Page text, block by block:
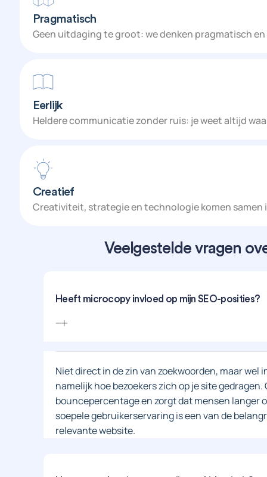
Pragmatisch
Geen uitdaging te groot: we denken pragmatisch
Eerlijk
Heldere communicatie zonder ruis: je weet altijd
Creatief
Creativiteit, strategie en technologie komen samen
Veelgestelde vragen
Heeft microcopy invloed op mijn SEO-posities?
Niet direct in de zin van zoekwoorden, maar
namelijk hoe bezoekers zich op je site
bouncepercentage en zorgt dat mensen langer
soepele gebruikerservaring is een van de
relevante website.